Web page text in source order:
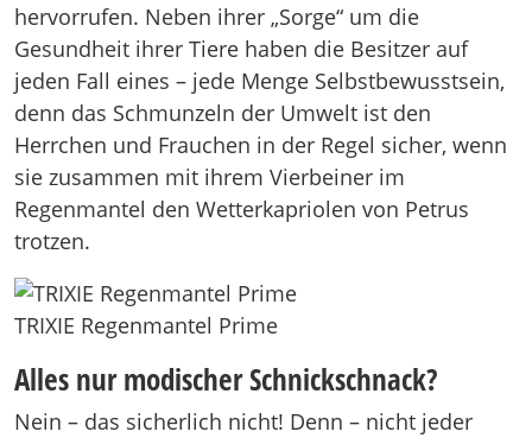
hervorrufen. Neben ihrer „Sorge“ um die
Gesundheit ihrer Tiere haben die Besitzer auf
jeden Fall eines – jede Menge Selbstbewusstsein,
denn das Schmunzeln der Umwelt ist den
Herrchen und Frauchen in der Regel sicher, wenn
sie zusammen mit ihrem Vierbeiner im
Regenmantel den Wetterkapriolen von Petrus
trotzen.
TRIXIE Regenmantel Prime
Alles nur modischer Schnickschnack?
Nein – das sicherlich nicht! Denn – nicht jeder